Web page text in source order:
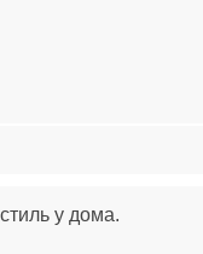
у дома.